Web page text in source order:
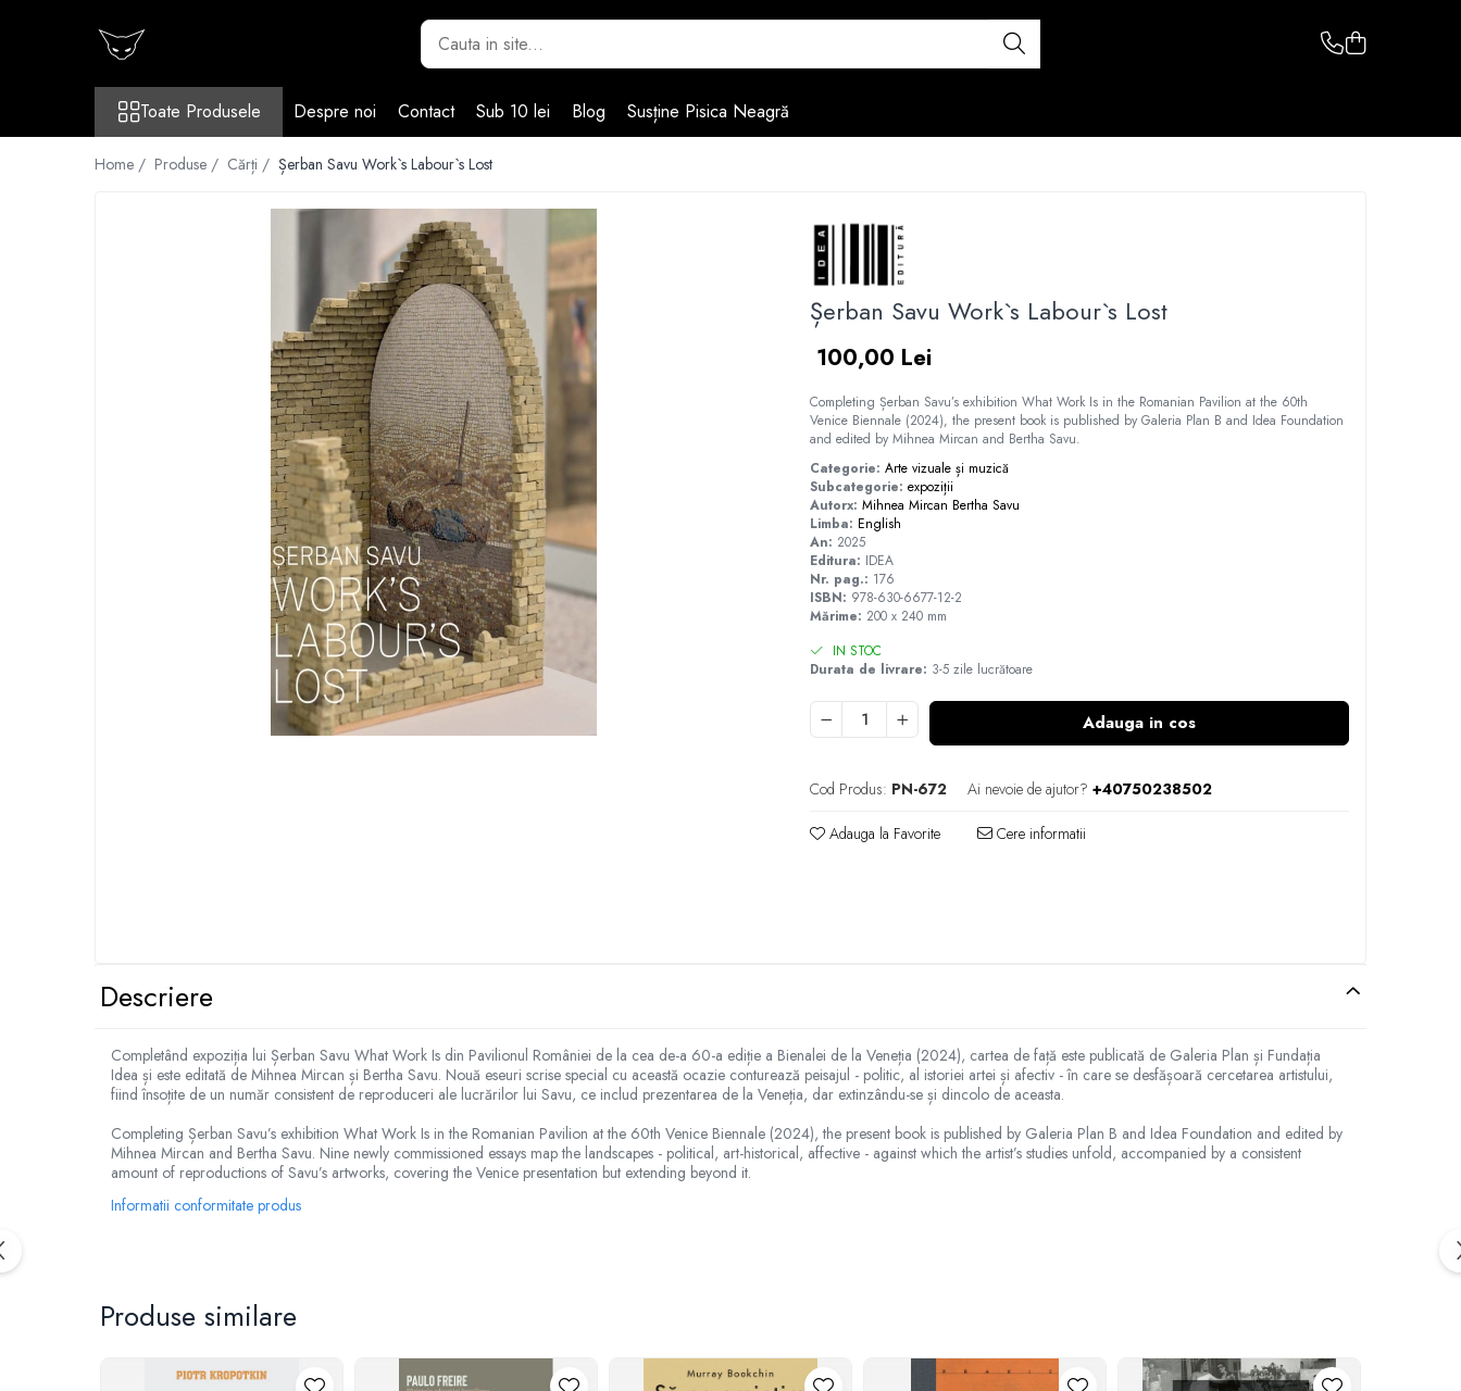
Toate Produsele Despre noi Contact Sub 10 lei Blog Susține Pisica Neagră
Home / Produse / Cărți / Șerban Savu Work`s Labour`s Lost
Șerban Savu Work`s Labour`s Lost
100,00 Lei
Completing Șerban Savu’s exhibition What Work Is in the Romanian Pavilion at the 60th
Venice Biennale (2024), the present book is published by Galeria Plan B and Idea Foundation
and edited by Mihnea Mircan and Bertha Savu.
Categorie:Arte vizuale și muzică
Subcategorie:expoziții
Autorx:Mihnea Mircan Bertha Savu
Limba: English
An: 2025
Editura: IDEA
Nr. pag.: 176
ISBN: 978-630-6677-12-2
Mărime: 200 x 240 mm
IN STOC
Durata de livrare: 3-5 zile lucrătoare
Adauga in cos
Cod Produs: PN-672 Ai nevoie de ajutor? +40750238502
Adauga la Favorite Cere informatii
Descriere
Completând expoziția lui Șerban Savu What Work Is din Pavilionul României de la cea de-a 60-a ediție a Bienalei de la Veneția (2024), cartea de față este publicată de Galeria Plan și Fundația
Idea și este editată de Mihnea Mircan și Bertha Savu. Nouă eseuri scrise special cu această ocazie conturează peisajul - politic, al istoriei artei și afectiv - în care se desfășoară cercetarea artistului,
fiind însoțite de un număr consistent de reproduceri ale lucrărilor lui Savu, ce includ prezentarea de la Veneția, dar extinzându-se și dincolo de aceasta.
Completing Șerban Savu’s exhibition What Work Is in the Romanian Pavilion at the 60th Venice Biennale (2024), the present book is published by Galeria Plan B and Idea Foundation and edited by
Mihnea Mircan and Bertha Savu. Nine newly commissioned essays map the landscapes - political, art-historical, affective - against which the artist’s studies unfold, accompanied by a consistent
amount of reproductions of Savu’s artworks, covering the Venice presentation but extending beyond it.
Informatii conformitate produs
Produse similare